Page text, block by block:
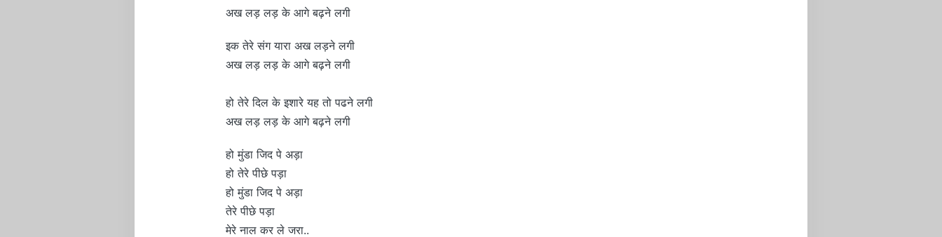
अख लड़ लड़ के आगे बढ़ने लगी
इक तेरे संग यारा अख लड़ने लगी
अख लड़ लड़ के आगे बढ़ने लगी
हो तेरे दिल के इशारे यह तो पढने लगी
अख लड़ लड़ के आगे बढ़ने लगी
हो मुंडा जिद पे अड़ा
हो तेरे पीछे पड़ा
हो मुंडा जिद पे अड़ा
तेरे पीछे पड़ा
मेरे नाल कर ले जरा..